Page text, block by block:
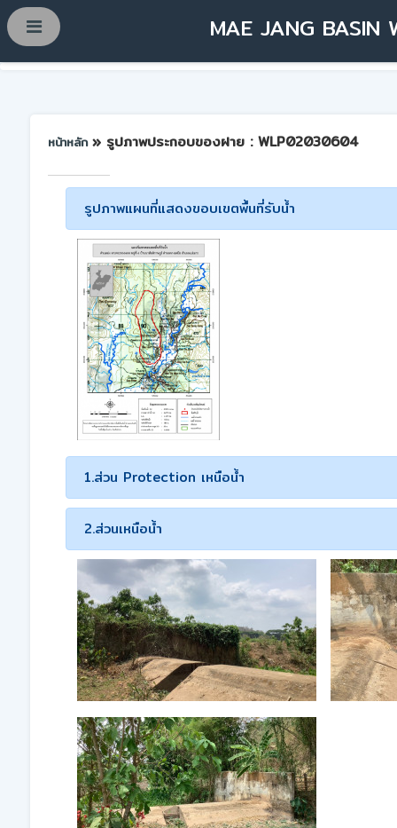
MAE JANG BASIN
หน้าหลัก » รูปภาพประกอบของฝาย : WLP02030604
รูปภาพแผนที่แสดงขอบเขตพื้นที่รับน้ำ
1.ส่วน Protection เหนือน้ำ
2.ส่วนเหนือน้ำ